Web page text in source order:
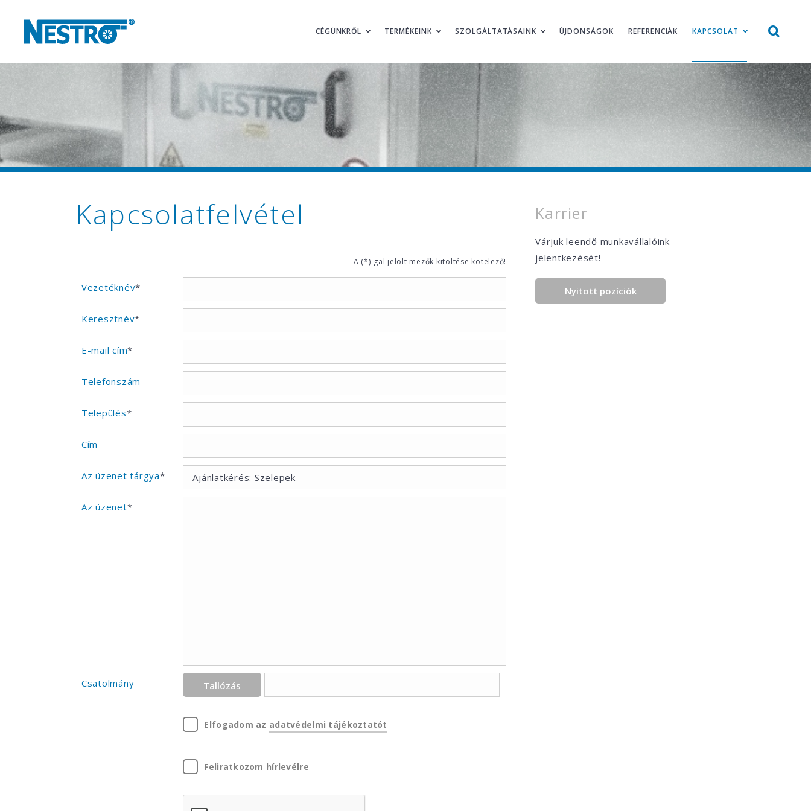
CÉGÜNKRŐL TERMÉKEINK SZOLGÁLTATÁSAINK ÚJDONSÁGOK REFERENCIÁK KAPCSOLAT
Kapcsolatfelvétel
A (*)-gal jelölt mezők kitöltése kötelező!
Vezetéknév*
Keresztnév*
E-mail cím*
Telefonszám
Település*
Cím
Az üzenet tárgya*
Az üzenet*
Csatolmány Tallózás
Elfogadom az adatvédelmi tájékoztatót
Feliratkozom hírlevélre
Karrier
Várjuk leendő munkavállalóink
jelentkezését!
Nyitott pozíciók